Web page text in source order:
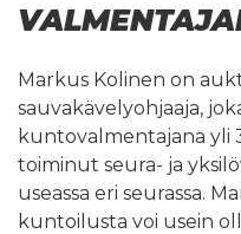
Markus Kolinen on
sauvakävelyohjaaja,
kuntovalmentajana yli
toiminut seura- ja
useassa eri seurassa.
kuntoilusta voi usein